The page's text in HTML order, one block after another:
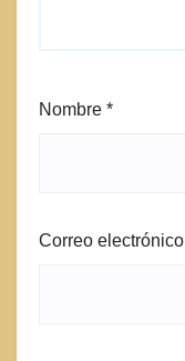
Nombre *
Correo electrónico